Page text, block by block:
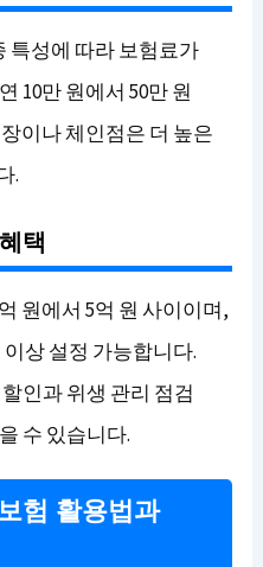
특성에 따라 보험료가
10만 원에서 50만 원
이나 체인점은 더 높은
.
택
원에서 5억 원 사이이며,
상 설정 가능합니다.
인과 위생 관리 점검
수 있습니다.
험 활용법과